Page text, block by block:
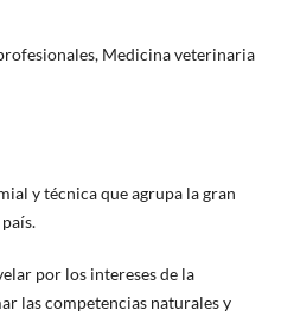
Medicina veterinaria
y técnica que agrupa la gran
por los intereses de la
las competencias naturales y